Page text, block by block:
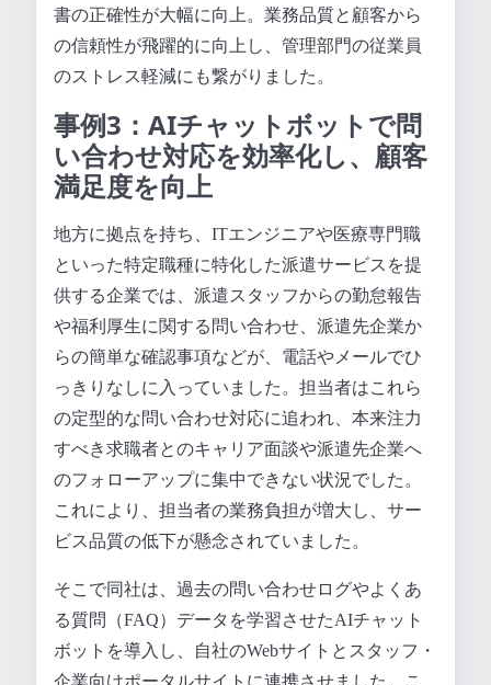
書の正確性が大幅に向上。業務品質と顧客から
の信頼性が飛躍的に向上し、管理部門の従業員
のストレス軽減にも繋がりました。
事例3：AIチャットボットで問
い合わせ対応を効率化し、顧客
満足度を向上
地方に拠点を持ち、ITエンジニアや医療専門職
といった特定職種に特化した派遣サービスを提
供する企業では、派遣スタッフからの勤怠報告
や福利厚生に関する問い合わせ、派遣先企業か
らの簡単な確認事項などが、電話やメールでひ
っきりなしに入っていました。担当者はこれら
の定型的な問い合わせ対応に追われ、本来注力
すべき求職者とのキャリア面談や派遣先企業へ
のフォローアップに集中できない状況でした。
これにより、担当者の業務負担が増大し、サー
ビス品質の低下が懸念されていました。
そこで同社は、過去の問い合わせログやよくあ
る質問（FAQ）データを学習させたAIチャット
ボットを導入し、自社のWebサイトとスタッフ・
企業向けポータルサイトに連携させました。こ